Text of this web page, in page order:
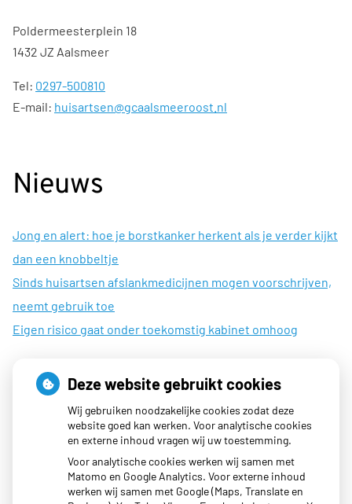
Poldermeesterplein 18
1432 JZ Aalsmeer
Tel: 0297-500810
E-mail: huisartsen@gcaalsmeeroost.nl
Nieuws
Jong en alert: hoe je borstkanker herkent als je verder kijkt
dan een knobbeltje
Sinds huisartsen afslankmedicijnen mogen voorschrijven,
neemt gebruik toe
Eigen risico gaat onder toekomstig kabinet omhoog
Openingstijden
08:00 - 17:00
08:00 - 17:00
Woensdag:
08:00 - 19:30
Deze website gebruikt cookies
Wij gebruiken noodzakelijke cookies zodat deze
website goed kan werken. Voor analytische cookies
en externe inhoud vragen wij uw toestemming.
Voor analytische cookies werken wij samen met
Matomo en Google Analytics. Voor externe inhoud
werken wij samen met Google (Maps, Translate en